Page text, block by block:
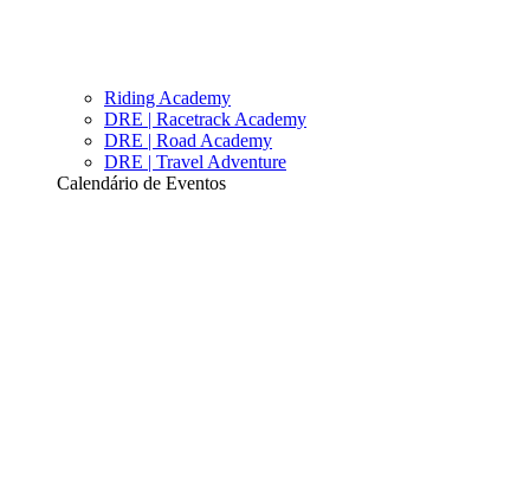
Riding Academy
DRE | Racetrack Academy
DRE | Road Academy
DRE | Travel Adventure
Calendário de Eventos